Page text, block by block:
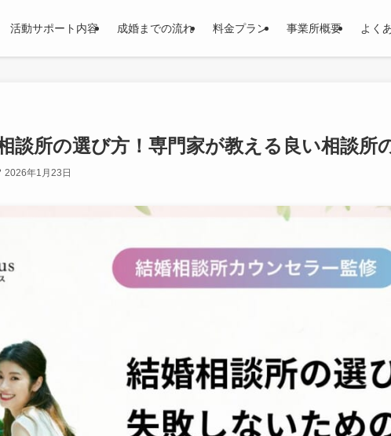
活動サポート内容 成婚までの流れ 料金プラン 事業所概要 よく
談所の選び方！専門家が教える良い相談所
2026年1月23日